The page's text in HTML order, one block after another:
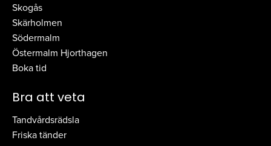
Skogås
Skärholmen
Södermalm
Östermalm Hjorthagen
Boka tid
Bra att veta
Tandvårdsrädsla
Friska tänder